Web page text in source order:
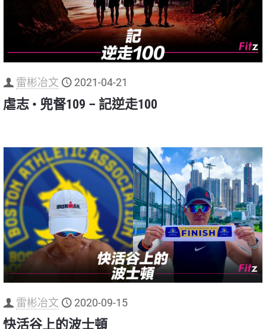
雷彬冶文 2021-04-21
虐志 • 兜督109 – 記逆走100
雷彬冶文 2020-09-15
快活谷上的波士頓